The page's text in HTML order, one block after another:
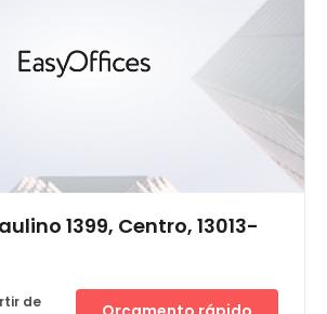
1399, Centro, 13013-
de